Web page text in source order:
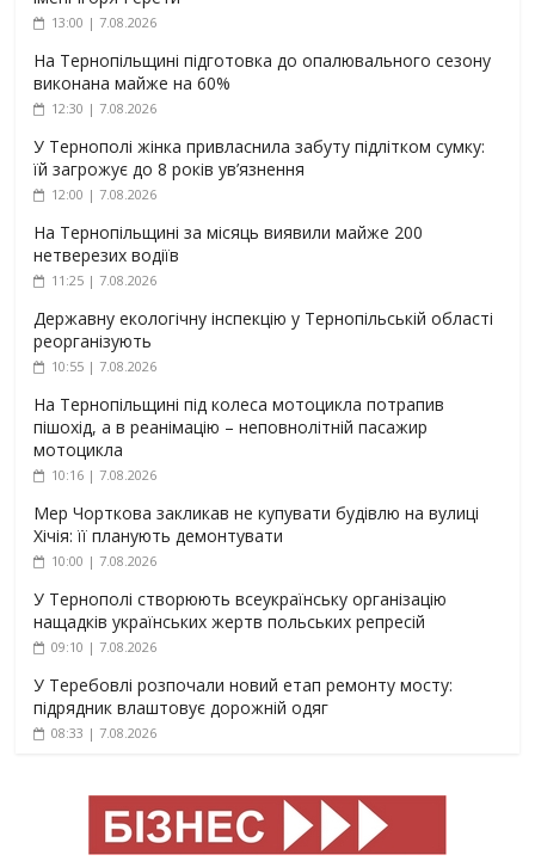
13:00 | 7.08.2026
На Тернопільщині підготовка до опалювального сезону
виконана майже на 60%
12:30 | 7.08.2026
У Тернополі жінка привласнила забуту підлітком сумку:
їй загрожує до 8 років ув’язнення
12:00 | 7.08.2026
На Тернопільщині за місяць виявили майже 200
нетверезих водіїв
11:25 | 7.08.2026
Державну екологічну інспекцію у Тернопільській області
реорганізують
10:55 | 7.08.2026
На Тернопільщині під колеса мотоцикла потрапив
пішохід, а в реанімацію – неповнолітній пасажир
мотоцикла
10:16 | 7.08.2026
Мер Чорткова закликав не купувати будівлю на вулиці
Хічія: її планують демонтувати
10:00 | 7.08.2026
У Тернополі створюють всеукраїнську організацію
нащадків українських жертв польських репресій
09:10 | 7.08.2026
У Теребовлі розпочали новий етап ремонту мосту:
підрядник влаштовує дорожній одяг
08:33 | 7.08.2026